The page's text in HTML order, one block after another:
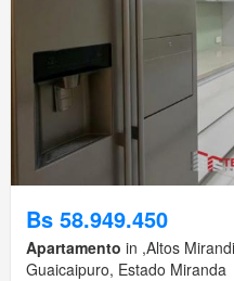
Bs 58.949.450
Apartamento in ,Altos
Guaicaipuro, Estado Miranda